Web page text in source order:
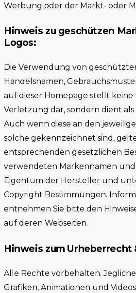
Werbung oder der Markt- oder
Hinweis zu geschützen
Logos:
Die Verwendung von
Handelsnamen,
auf dieser Homepage stellt
Verletzung dar, sondern dient als
Auch wenn diese an den
solche gekennzeichnet sind,
entsprechenden gesetzlichen
verwendeten Markennamen und
Eigentum der Hersteller und
Copyright Bestimmungen.
entnehmen Sie bitte den
auf deren Webseiten.
Hinweis zum Urheberrecht
Alle Rechte vorbehalten.
Grafiken, Animationen und